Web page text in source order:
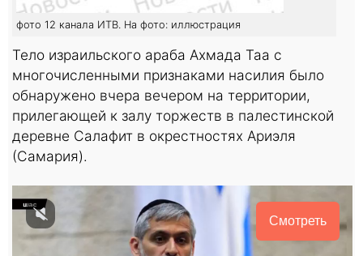
фото 12 канала ИТВ. На фото: иллюстрация
Тело израильского араба Ахмада Таа с
многочисленными признаками насилия было
обнаружено вчера вечером на территории,
прилегающей к залу торжеств в палестинской
деревне Салафит в окрестностях Ариэля
(Самария).
Смотреть